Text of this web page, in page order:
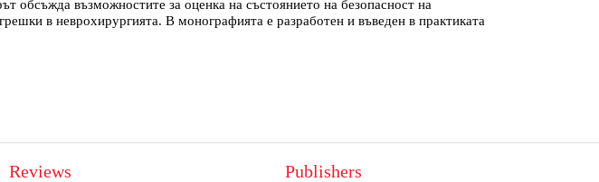
обсъжда възможностите за оценка на състоянието на безопасност на
в неврохирургията. В монографията е разработен и въведен в практиката
Reviews Publishers